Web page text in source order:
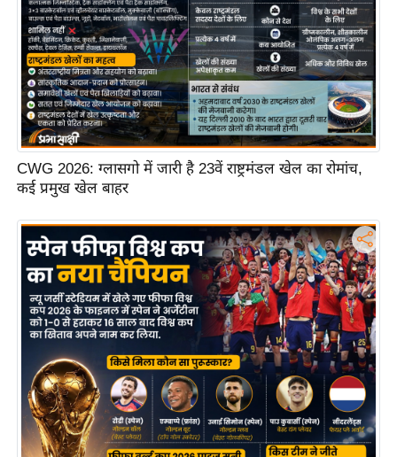
ण
स
म
सा
म
यि
क
मा
भू
मि
स्तं
भ
आ
र
.
CWG 2026: ग्लासगो में जारी है 23वें राष्ट्रमंडल खेल का रोमांच,
कई प्रमुख खेल बाहर